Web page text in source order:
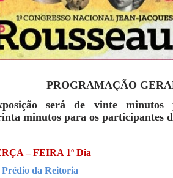
PROGRAMAÇÃO
será de vinte minutos
minutos para os participantes
– FEIRA 1º Dia
da Reitoria